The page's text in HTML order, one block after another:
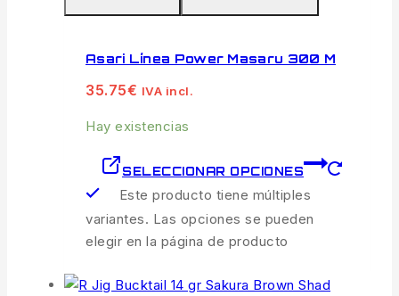
Asari Línea Power Masaru 300 M
35.75€ IVA incl.
Hay existencias
SELECCIONAR OPCIONES
Este producto tiene múltiples
variantes. Las opciones se pueden
elegir en la página de producto